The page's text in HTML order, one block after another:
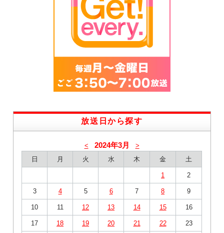
放送日から探す
< 2024年3月
>
日
月 火 水 木 金 土
1 2
3 4 5 6 7 8 9
10 11 12 13 14 15 16
17 18 19 20 21 22 23